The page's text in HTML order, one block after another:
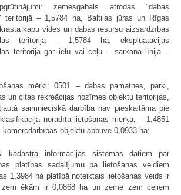
zemesgabals atrodas "dabas
teritorijā – 1,5784 ha, Baltijas jūras un Rīgas
kāpu vides un dabas resursu aizsardzības
teritorija – 1,5784 ha, ekspluatācijas
teritorija gar ielu vai ceļu – sarkanā līnija –
mērķi: 0501 – dabas pamatnes, parki,
un citas rekreācijas nozīmes objektu teritorijas,
saimnieciskā darbība nav pieskaitāma pie
norādītā lietošanas mērķa, – 1,4851
komercdarbības objektu apbūve 0,0933 ha;
kadastra informācijas sistēmas datiem par
platības sadalījumu pa lietošanas veidiem
1,3984 ha platībā noteiktais lietošanas veids ir
ēkām ir 0,0868 ha un zeme zem ceļiem